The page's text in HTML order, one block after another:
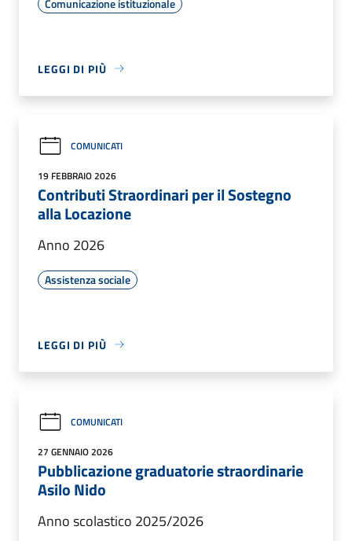
LEGGI DI PIÙ
COMUNICATI
19 FEBBRAIO 2026
Contributi Straordinari per il Sostegno
alla Locazione
Anno 2026
Assistenza sociale
LEGGI DI PIÙ
COMUNICATI
27 GENNAIO 2026
Pubblicazione graduatorie straordinarie
Asilo Nido
Anno scolastico 2025/2026